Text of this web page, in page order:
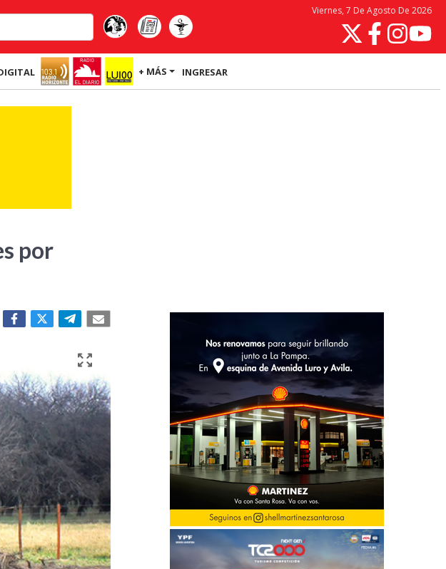
Viernes, 7 De Agosto De 2026
+ MÁS INGRESAR
por